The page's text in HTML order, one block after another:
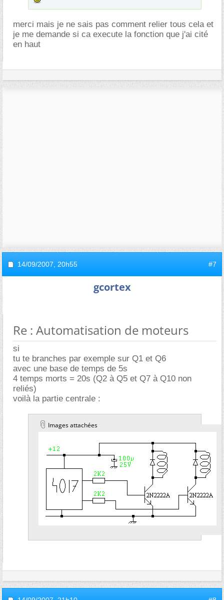
merci mais je ne sais pas comment relier tous cela et
je me demande si ca execute la fonction que j'ai cité
en haut
14/09/2007, 20h55 #7
gcortex
Re : Automatisation de moteurs
si
tu te branches par exemple sur Q1 et Q6
avec une base de temps de 5s
4 temps morts = 20s (Q2 à Q5 et Q7 à Q10 non
reliés)
voilà la partie centrale :
Images attachées